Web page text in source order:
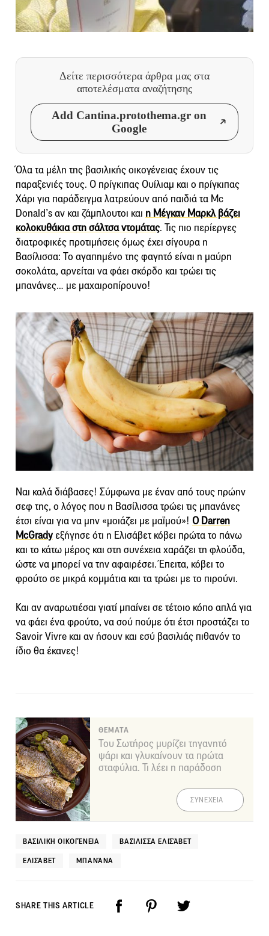
Δείτε περισσότερα άρθρα μας στα
αποτελέσματα αναζήτησης
Add Cantina.protothema.gr on
Google
Όλα τα μέλη της βασιλικής οικογένειας έχουν τις
παραξενιές τους. Ο πρίγκιπας Ουίλιαμ και ο πρίγκιπας
Χάρι για παράδειγμα λατρεύουν από παιδιά τα Mc
Donald’s αν και ζάμπλουτοι και η Μέγκαν Μαρκλ βάζει
κολοκυθάκια στη σάλτσα ντομάτας. Τις πιο περίεργες
διατροφικές προτιμήσεις όμως έχει σίγουρα η
Βασίλισσα: Το αγαπημένο της φαγητό είναι η μαύρη
σοκολάτα, αρνείται να φάει σκόρδο και τρώει τις
μπανάνες… με μαχαιροπίρουνο!
Ναι καλά διάβασες! Σύμφωνα με έναν από τους πρώην
σεφ της, ο λόγος που η Βασίλισσα τρώει τις μπανάνες
έτσι είναι για να μην «μοιάζει με μαϊμού»! Ο Darren
McGradyεξήγησε ότι η Ελισάβετ κόβει πρώτα το πάνω
και το κάτω μέρος και στη συνέχεια χαράζει τη φλούδα,
ώστε να μπορεί να την αφαιρέσει. Έπειτα, κόβει το
φρούτο σε μικρά κομμάτια και τα τρώει με το πιρούνι.
Και αν αναρωτιέσαι γιατί μπαίνει σε τέτοιο κόπο απλά για
να φάει ένα φρούτο, να σού πούμε ότι έτσι προστάζει το
Savoir Vivre και αν ήσουν και εσύ βασιλιάς πιθανόν το
ίδιο θα έκανες!
ΘΕΜΑΤΑ
Του Σωτήρος μυρίζει τηγανητό
ψάρι και γλυκαίνουν τα πρώτα
σταφύλια. Τι λέει η παράδοση
ΣΥΝΕΧΕΙΑ
ΒΑΣΙΛΙΚΉ ΟΙΚΟΓΈΝΕΙΑ ΒΑΣΊΛΙΣΣΑ ΕΛΙΣΆΒΕΤ
ΕΛΙΣΆΒΕΤ ΜΠΑΝΆΝΑ
SHARE THIS ARTICLE